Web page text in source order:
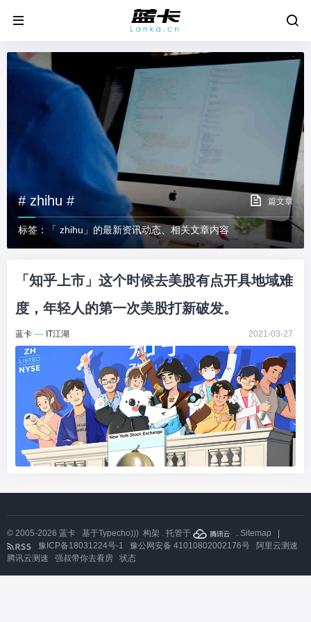
# zhihu # 篇文章
标签：「 zhihu」的最新资讯动态、相关文章内容
「知乎上市」这个时候去美股有点开具地域难
度，年轻人的第一次美股打新破发。
蓝卡 — IT江湖 2021-03-27
© 2005-2026 蓝卡 基于Typecho))) 构架 . 托管于 . Sitemap
豫ICP备18031224号-1
豫公网安备 41010802002176号
阿里云测速
腾讯云测速
强叔带你去看房 状态